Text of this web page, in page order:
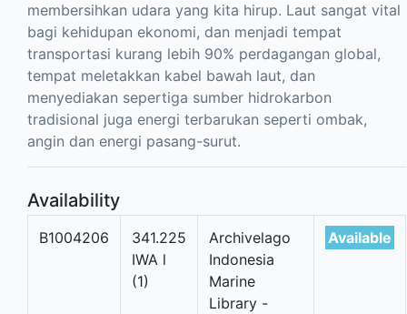
membersihkan udara yang kita hirup. Laut sangat vital
bagi kehidupan ekonomi, dan menjadi tempat
transportasi kurang lebih 90% perdagangan global,
tempat meletakkan kabel bawah laut, dan
menyediakan sepertiga sumber hidrokarbon
tradisional juga energi terbarukan seperti ombak,
angin dan energi pasang-surut.
Availability
B1004206
341.225
IWA l
(1)
Archivelago
Indonesia
Marine
Library -
Available